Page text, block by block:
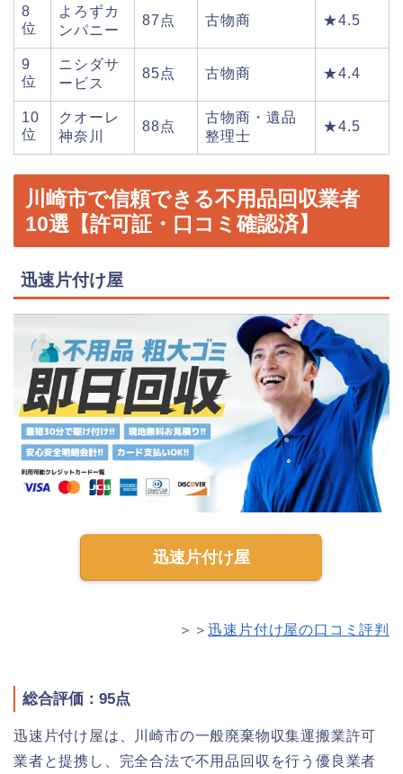
8
位
よろずカ
ンパニー
87点 古物商 ★4.5
9
位
ニシダサ
ービス
85点 古物商 ★4.4
10
位
クオーレ
神奈川
88点
古物商・遺品
整理士
★4.5
川崎市で信頼できる不用品回収業者
10選【許可証・口コミ確認済】
迅速片付け屋
迅速片付け屋
＞＞迅速片付け屋の口コミ評判
総合評価：95点
迅速片付け屋は、川崎市の一般廃棄物収集運搬業許可
業者と提携し、完全合法で不用品回収を行う優良業者